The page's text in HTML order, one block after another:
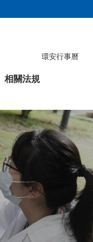
環安行事曆
相關法規